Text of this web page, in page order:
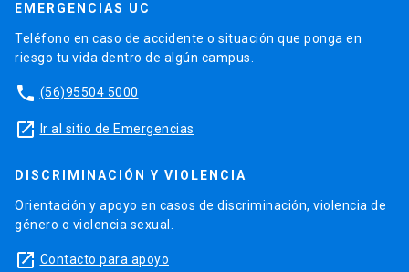
EMERGENCIAS UC
Teléfono en caso de accidente o situación que ponga en
riesgo tu vida dentro de algún campus.
phone (56)95504 5000
launch Ir al sitio de Emergencias
DISCRIMINACIÓN Y VIOLENCIA
Orientación y apoyo en casos de discriminación, violencia de
género o violencia sexual.
launch Contacto para apoyo